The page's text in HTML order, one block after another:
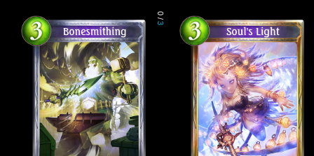
0
/
3